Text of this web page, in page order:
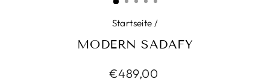
Startseite /
MODERN SADAFY
Normaler
€489,00